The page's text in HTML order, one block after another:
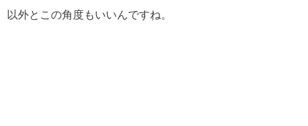
以外とこの角度もいいんですね。